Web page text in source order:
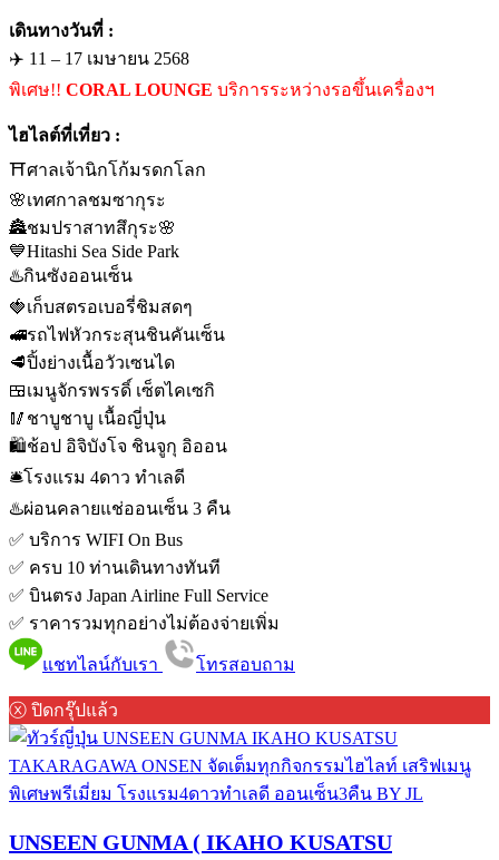
เดินทางวันที่ :
✈️ 11 – 17 เมษายน 2568
พิเศษ!! CORAL LOUNGE บริการระหว่างรอขึ้นเครื่องฯ
ไฮไลต์ที่เที่ยว :
⛩️ศาลเจ้านิกโก้มรดกโลก
🌸เทศกาลชมซากุระ
🏯ชมปราสาทสึกุระ🌸
💙Hitashi Sea Side Park
♨️กินซังออนเซ็น
🍓เก็บสตรอเบอรี่ชิมสดๆ
🚅รถไฟหัวกระสุนชินคันเซ็น
🥩ปิ้งย่างเนื้อวัวเซนได
🍱เมนูจักรพรรดิ์ เซ็ตไคเซกิ
🥢ชาบูชาบู เนื้อญี่ปุ่น
🛍️ช้อป อิจิบังโจ ชินจูกุ อิออน
🛎️โรงแรม 4ดาว ทำเลดี
♨️ผ่อนคลายแช่ออนเซ็น 3 คืน
✅ บริการ WIFI On Bus
✅ ครบ 10 ท่านเดินทางทันที
✅ บินตรง Japan Airline Full Service
✅ ราคารวมทุกอย่างไม่ต้องจ่ายเพิ่ม
แชทไลน์กับเรา โทรสอบถาม
ⓧ ปิดกรุ๊ปแล้ว
UNSEEN GUNMA ( IKAHO KUSATSU